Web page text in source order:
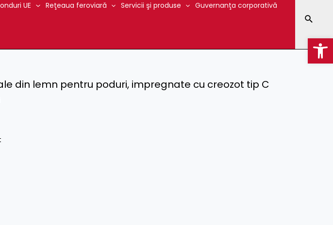
UE Reţeaua feroviară Servicii şi produse Guvernanţa corporativă
din lemn pentru poduri, impregnate cu creozot tip C